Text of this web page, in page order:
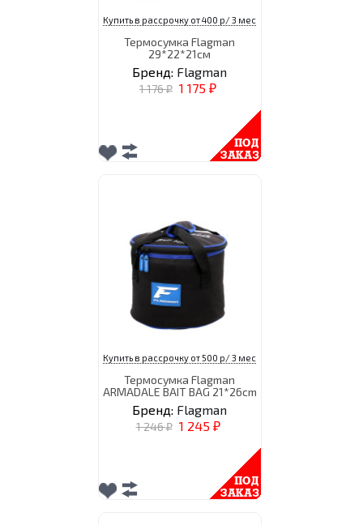
Купить в рассрочку от 400 р/ 3 мес
Термосумка Flagman
29*22*21см
Бренд: Flagman
1 176₽ 1 175 ₽
Купить в рассрочку от 500 р/ 3 мес
Термосумка Flagman
ARMADALE BAIT BAG 21*26cm
Бренд: Flagman
1 246₽ 1 245 ₽